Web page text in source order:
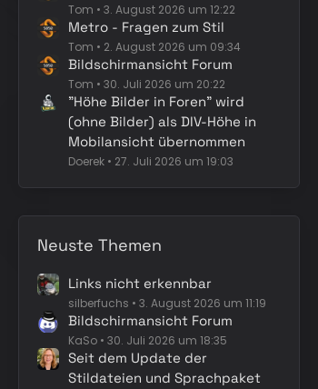
Tom 3. August 2026 um 12:22
Metro - Fragen zum Stil
Tom 2. August 2026 um 09:34
Bildschirmansicht Forum
Tom 30. Juli 2026 um 20:22
"Höhe Bilder in Foren" wird
(ohne Bilder) als DIV-Höhe in
Mobilansicht übernommen
Doerek 27. Juli 2026 um 19:03
Neuste Themen
Links nicht erkennbar
silberfuchs 3. August 2026 um 11:19
Bildschirmansicht Forum
KaSo 30. Juli 2026 um 18:35
Seit dem Update der
Stildateien und Sprachpaket